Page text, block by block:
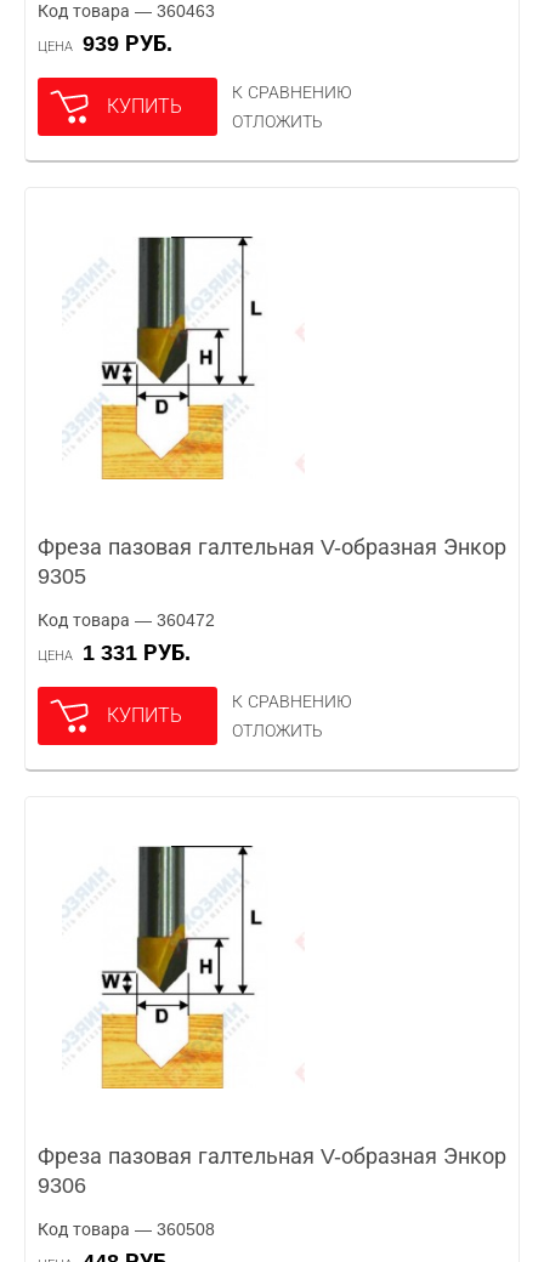
Код товара — 360463
ЦЕНА 939 РУБ.
КУПИТЬ
К СРАВНЕНИЮ
ОТЛОЖИТЬ
Фреза пазовая галтельная V-образная Энкор
9305
Код товара — 360472
ЦЕНА 1 331 РУБ.
КУПИТЬ
К СРАВНЕНИЮ
ОТЛОЖИТЬ
Фреза пазовая галтельная V-образная Энкор
9306
Код товара — 360508